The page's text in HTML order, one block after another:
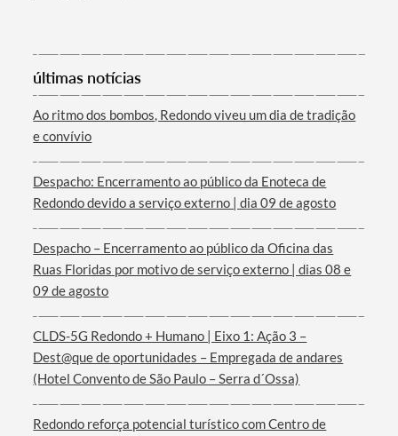
Filtros
últimas notícias
Ao ritmo dos bombos, Redondo viveu um dia de tradição
e convívio
Despacho: Encerramento ao público da Enoteca de
Redondo devido a serviço externo | dia 09 de agosto
Despacho – Encerramento ao público da Oficina das
Ruas Floridas por motivo de serviço externo | dias 08 e
09 de agosto
CLDS-5G Redondo + Humano | Eixo 1: Ação 3 –
Dest@que de oportunidades – Empregada de andares
(Hotel Convento de São Paulo – Serra d´Ossa)
Redondo reforça potencial turístico com Centro de